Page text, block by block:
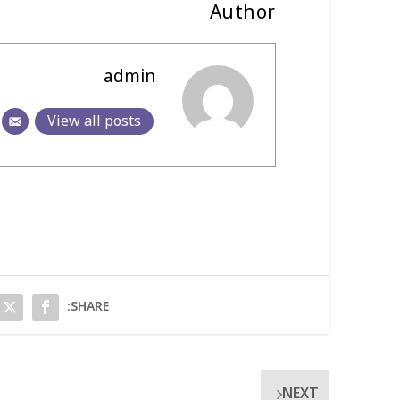
Author
admin
View all posts
SHARE:
NEXT